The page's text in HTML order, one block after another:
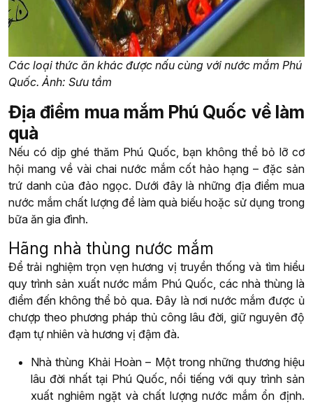
Các loại thức ăn khác được nấu cùng với nước mắm Phú
Quốc. Ảnh: Sưu tầm
Địa điểm mua mắm Phú Quốc về làm
quà
Nếu có dịp ghé thăm Phú Quốc, bạn không thể bỏ lỡ cơ
hội mang về vài chai nước mắm cốt hảo hạng – đặc sản
trứ danh của đảo ngọc. Dưới đây là những địa điểm mua
nước mắm chất lượng để làm quà biếu hoặc sử dụng trong
bữa ăn gia đình.
Hãng nhà thùng nước mắm
Để trải nghiệm trọn vẹn hương vị truyền thống và tìm hiểu
quy trình sản xuất nước mắm Phú Quốc, các nhà thùng là
điểm đến không thể bỏ qua. Đây là nơi nước mắm được ủ
chượp theo phương pháp thủ công lâu đời, giữ nguyên độ
đạm tự nhiên và hương vị đậm đà.
Nhà thùng Khải Hoàn – Một trong những thương hiệu
lâu đời nhất tại Phú Quốc, nổi tiếng với quy trình sản
xuất nghiêm ngặt và chất lượng nước mắm ổn định.